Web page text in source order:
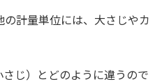
計量単位には、大さじやカ
じ）とどのように違うので